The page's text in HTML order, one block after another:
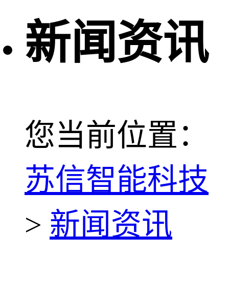
新闻资讯
您当前位置：
苏信智能科技
> 新闻资讯